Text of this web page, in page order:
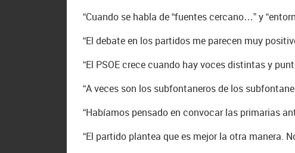
“Cuando se habla de “fuentes cercano…” y
“El debate en los partidos me parecen muy
“El PSOE crece cuando hay voces distintas y
“A veces son los subfontaneros de los
“Habíamos pensado en convocar las primarias
“El partido plantea que es mejor la otra manera.